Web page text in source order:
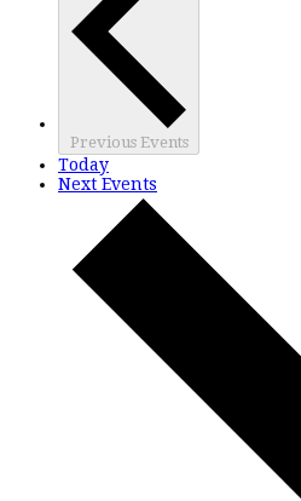
Previous Events
Today
Next Events